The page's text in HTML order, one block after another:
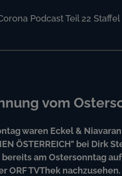
Podcast Teil 22 Staffel
vom
waren Eckel &
ÖSTERREICH" bei Dirk
am Ostersonntag
ORF TVThek nachzusehen.